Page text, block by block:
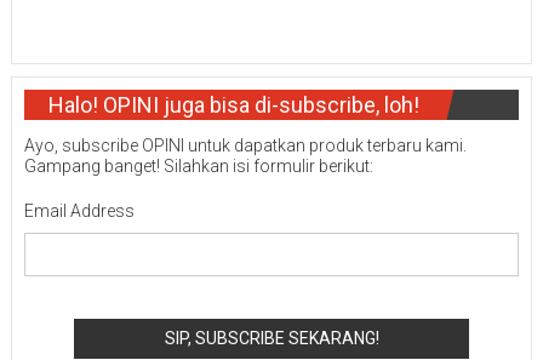
Halo! OPINI juga bisa di-subscribe, loh!
Ayo, subscribe OPINI untuk dapatkan produk terbaru kami.
Gampang banget! Silahkan isi formulir berikut:
Email Address